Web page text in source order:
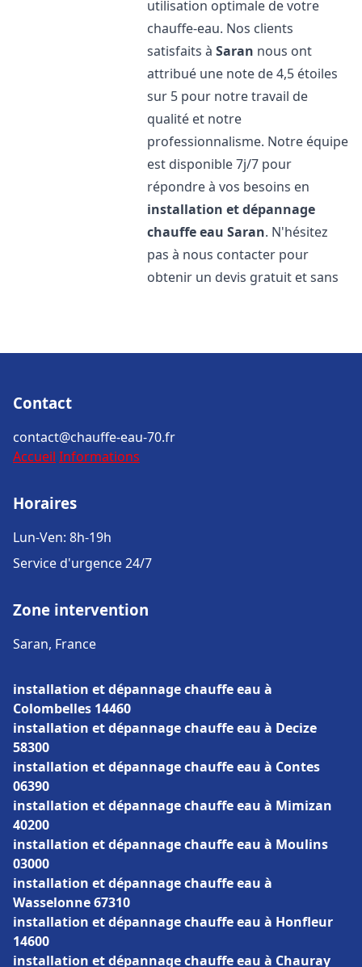
utilisation optimale de votre
chauffe-eau. Nos clients
satisfaits àSaran nous ont
attribué une note de 4,5 étoiles
sur 5 pour notre travail de
qualité et notre
professionnalisme. Notre équipe
est disponible 7j/7 pour
répondre à vos besoins en
installation et dépannage
chauffe eau Saran. N'hésitez
pas à nous contacter pour
obtenir un devis gratuit et sans
Contact
contact@chauffe-eau-70.fr
Accueil Informations
Horaires
Lun-Ven: 8h-19h
Service d'urgence 24/7
Zone intervention
Saran, France
installation et dépannage chauffe eau à
Colombelles 14460
installation et dépannage chauffe eau à Decize
58300
installation et dépannage chauffe eau à Contes
06390
installation et dépannage chauffe eau à Mimizan
40200
installation et dépannage chauffe eau à Moulins
03000
installation et dépannage chauffe eau à
Wasselonne 67310
installation et dépannage chauffe eau à Honfleur
14600
installation et dépannage chauffe eau à Chauray